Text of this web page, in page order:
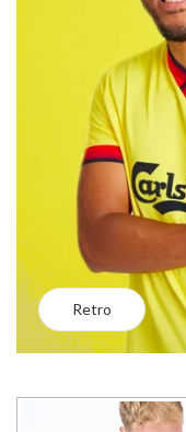
Retro